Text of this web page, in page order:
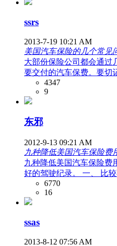
ssrs
2013-7-19 10:21 AM
美国汽车保险的几个常见
大部份保险公司都会通过
要交付的汽车保费。要切
4347
9
东邪
2012-9-13 09:21 AM
九种降低美国汽车保险费
九种降低美国汽车保险费
好的驾驶纪录。 一、 比
6770
16
ssas
2013-8-12 07:56 AM